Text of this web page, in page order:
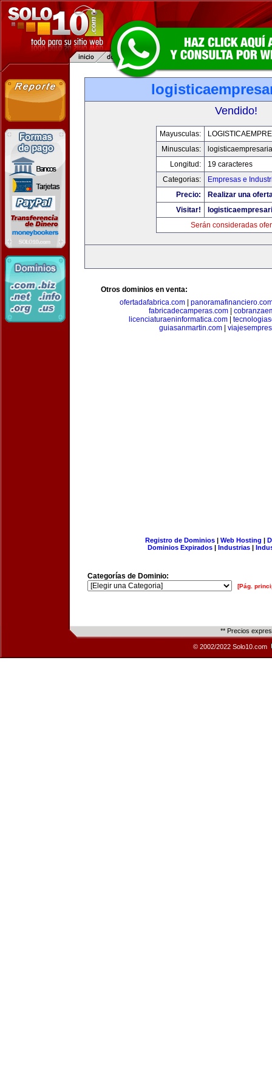
Vendido!
Mayusculas:
Minusculas:
Longitud:
19 caracteres
Categorias:
Empresas e
Precio:
Realizar una
Visitar!
Serán consideradas
Otros dominios en venta:
ofertadafabrica.com|
fabricadecamperas.com
licenciaturaeninformatica.com|
guiasanmartin.com|
Registro de Dominios| Web Hosting |
Dominios Expirados | Industrias |
Categorías de Dominio:
[Pág.
** Precios
© 2002/2022 Solo10.com